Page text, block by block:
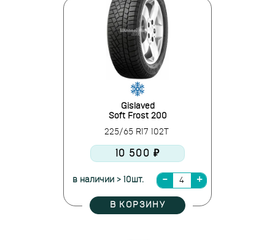
Gislaved
Soft Frost 200
225/65 R17 102T
10 500 ₽
в наличии > 10шт.
В КОРЗИНУ